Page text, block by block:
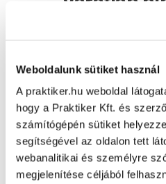
Weboldalunk sütiket használ
A praktiker.hu weboldal
hogy a Praktiker Kft. és
számítógépén sütiket
segítségével az oldalon tett
webanalitikai és személyre
megjelenítése céljából
Oldal